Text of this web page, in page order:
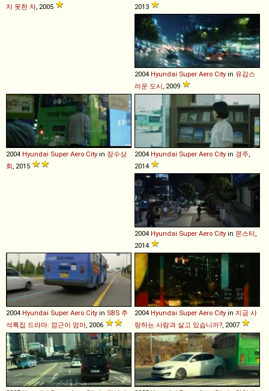
지 못한 자, 2005
2013
2004 Hyundai Super Aero City in 유감스
러운 도시, 2009
2004 Hyundai Super Aero City in 장수상
회, 2015
2004 Hyundai Super Aero City in 경주,
2014
2004 Hyundai Super Aero City in 몬스터,
2014
2004 Hyundai Super Aero City in SBS 추
석특집 드라마: 깜근이 엄마, 2006
2004 Hyundai Super Aero City in 지금 사
랑하는 사람과 살고 있습니까?, 2007